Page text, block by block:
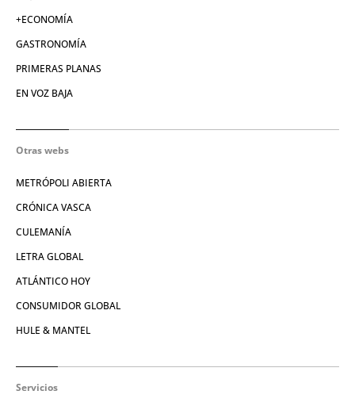
+ECONOMÍA
GASTRONOMÍA
PRIMERAS PLANAS
EN VOZ BAJA
Otras webs
METRÓPOLI ABIERTA
CRÓNICA VASCA
CULEMANÍA
LETRA GLOBAL
ATLÁNTICO HOY
CONSUMIDOR GLOBAL
HULE & MANTEL
Servicios